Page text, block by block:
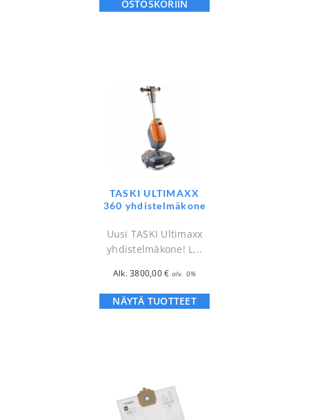
OSTOSKORIIN
TASKI ULTIMAXX
360 yhdistelmäkone
Uusi TASKI Ultimaxx
yhdistelmäkone! L...
Alk.3800,00€ alv. 0%
NÄYTÄ TUOTTEET